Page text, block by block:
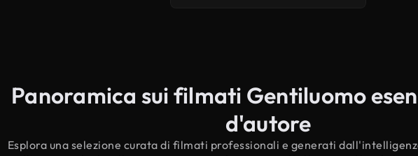
Panoramica sui filmati Gentiluomo
d'autore
Esplora una selezione curata di filmati professionali e generati